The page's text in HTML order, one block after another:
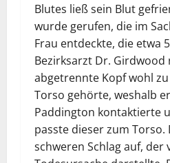
Blutes ließ sein Blut
wurde gerufen, die im
Frau entdeckte, die etwa
Bezirksarzt Dr.
abgetrennte Kopf wohl
Torso gehörte, weshalb
Paddington kontaktierte
passte dieser zum Torso.
schweren Schlag auf,